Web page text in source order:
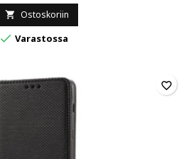
 Ostoskoriin
 Varastossa
favorite_border